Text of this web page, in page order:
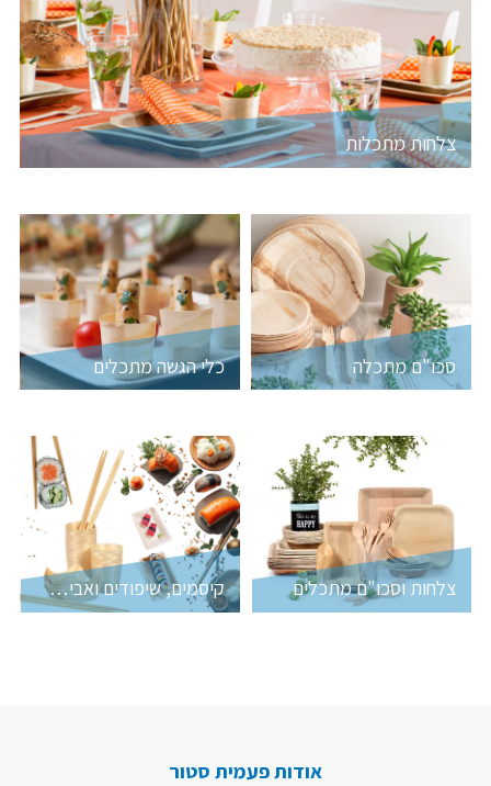
צלחות מתכלות
סכו"ם מתכלה כלי הגשה מתכלים
צלחות וסכו"ם מתכלים קיסמים, שיפודים ואביזרי עץ טבעי
אודות פעמית סטור